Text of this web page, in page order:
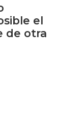
el
de otra